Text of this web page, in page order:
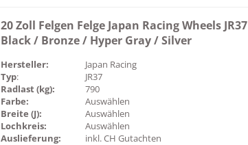
20 Zoll Felgen Felge Japan Racing Wheels JR37
Black / Bronze / Hyper Gray / Silver
Hersteller:
Japan Racing
Typ:
JR37
Radlast (kg):
790
Farbe:
Auswählen
Breite (J):
Auswählen
Lochkreis:
Auswählen
Auslieferung:
inkl. CH Gutachten